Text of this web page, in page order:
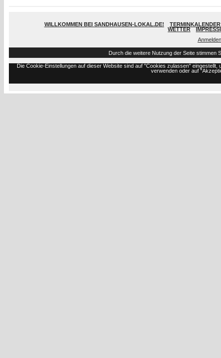
WILLKOMMEN BEI SANDHAUSEN-LOKAL.DE!
TERMINKALENDER
WETTER
Anmelden
Durch die weitere Nutzung der Seite stimmen
Die Cookie-Einstellungen auf dieser Website sind auf "Cookies zulassen"
verwenden oder auf